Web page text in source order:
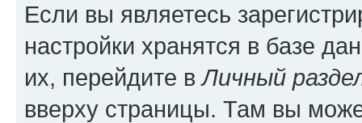
Если вы являетесь
настройки хранятся в базе
их, перейдите вЛичный
вверху страницы. Там вы